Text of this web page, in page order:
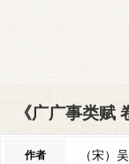
《广广事类赋
作者 （宋）